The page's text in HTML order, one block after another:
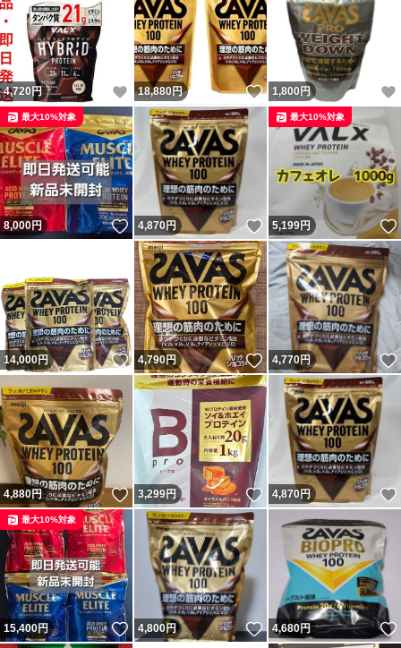
4,720 円 いいね！
18,880円 いいね！
1,800 円
8,000円 いいね！
最大10%対象
4,870円 いいね！
5,199円
最大10%対象
14,000円 いいね！
4,790円 いいね！
4,770円
4,880円 いいね！
3,299円 いいね！
4,870円
15,400円 いいね！
最大10%対象
4,800円 いいね！
4,680円